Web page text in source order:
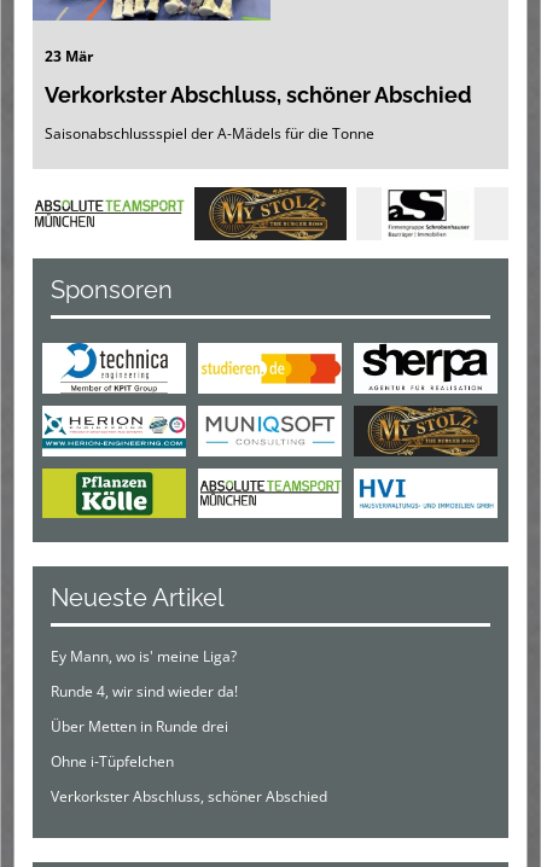
23 Mär
Verkorkster Abschluss, schöner Abschied
Saisonabschlussspiel der A-Mädels für die Tonne
Sponsoren
Neueste Artikel
Ey Mann, wo is' meine Liga?
Runde 4, wir sind wieder da!
Über Metten in Runde drei
Ohne i-Tüpfelchen
Verkorkster Abschluss, schöner Abschied